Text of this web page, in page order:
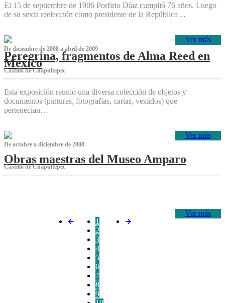
El 15 de septiembre de 1906 Porfirio Díaz cumplió 76 años. Luego
de su sexta reelección como presidente de la República…
Ver más
De diciembre de 2008 a abril de 2009
Peregrina, fragmentos de Alma Reed en
México
Castillo de Chapultepec
Esta exposición reunió una diversa colección de objetos y
documentos (pinturas, fotografías, cartas, vestidos) que
pertenecían…
Ver más
De octubre a diciembre de 2008
Obras maestras del Museo Amparo
Castillo de Chapultepec
Ver más
1
2
3
4
5
6
7
8
9